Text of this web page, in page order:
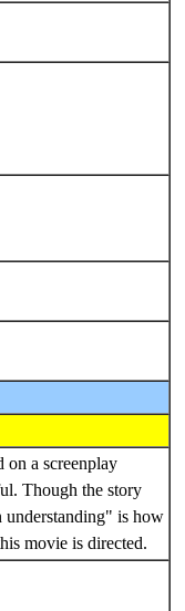
a screenplay
Though the story
understanding" is how
movie is directed.